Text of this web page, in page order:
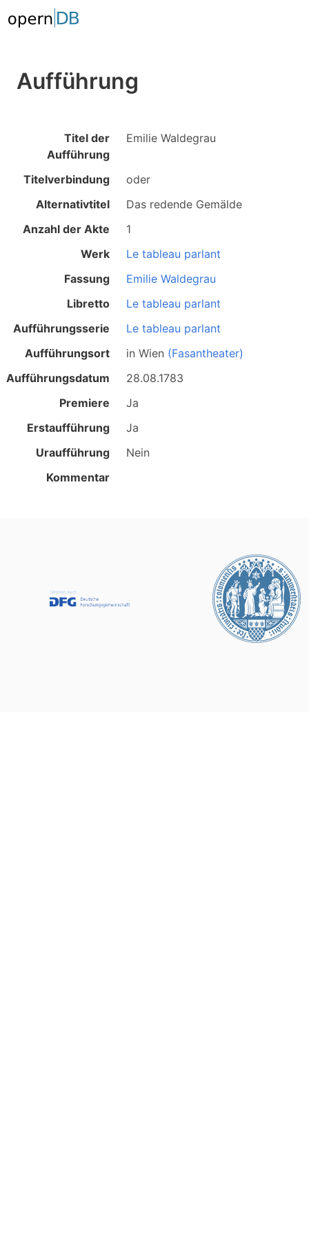
Aufführung
Titel der
Aufführung
Emilie Waldegrau
Titelverbindung
oder
Alternativtitel
Das redende Gemälde
Anzahl der Akte
1
Werk
Le tableau parlant
Fassung
Emilie Waldegrau
Libretto
Le tableau parlant
Aufführungsserie
Le tableau parlant
Aufführungsort
inWien (Fasantheater)
Aufführungsdatum
28.08.1783
Premiere
Ja
Erstaufführung
Ja
Uraufführung
Nein
Kommentar